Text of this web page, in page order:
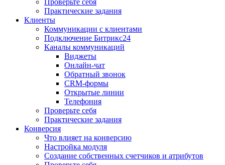
Проверьте себя
Практические задания
Клиенты
Коммуникации с клиентами
Подключение Битрикс24
Каналы коммуникаций
Виджеты
Онлайн-чат
Обратный звонок
CRM-формы
Открытые линии
Телефония
Проверьте себя
Практические задания
Конверсия
Что влияет на конверсию
Настройка модуля
Создание собственных счетчиков и атрибутов